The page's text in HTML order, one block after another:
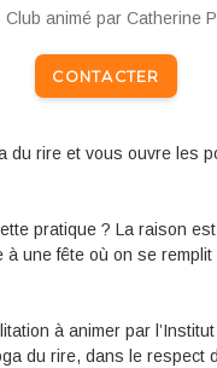
Club animé par Catherine
CONTACTER
du rire et vous ouvre les
pratique ? La raison
à une fête où on se
à animer par
du rire, dans le respect